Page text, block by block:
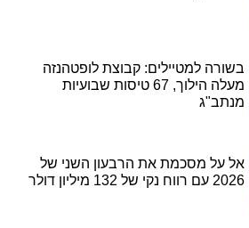
בשורה למטיילים: קבוצת לופטהנזה
מעלה הילוך, 67 טיסות שבועיות
מנתב"ג
אל על מסכמת את הרבעון השני של
2026 עם רווח נקי של 132 מיליון דולר